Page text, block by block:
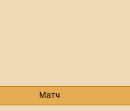
Матч